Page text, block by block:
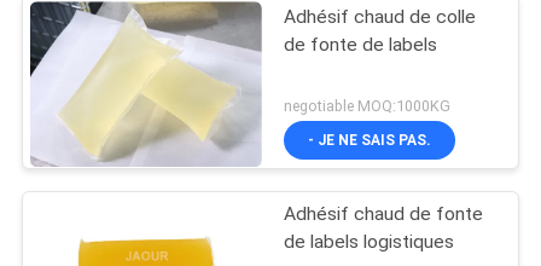
Adhésif chaud de colle
de fonte de labels
negotiable MOQ:1000KG
- JE NE SAIS PAS.
Adhésif chaud de fonte
de labels logistiques